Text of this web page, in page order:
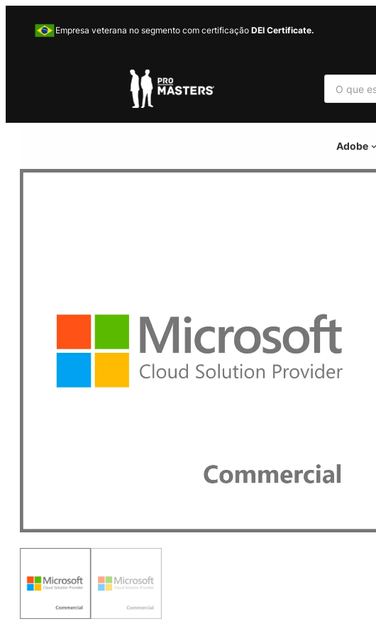
Empresa veterana no segmento com certificação DEI Certificate.
P
s
u
r
Adobe